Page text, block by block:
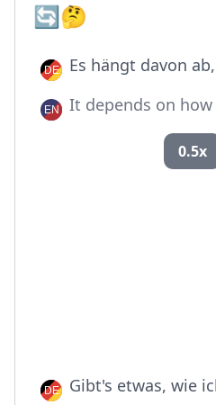
🔄🤔
Es hängt davon
It depends on
0.5x
Gibt's etwas, wie